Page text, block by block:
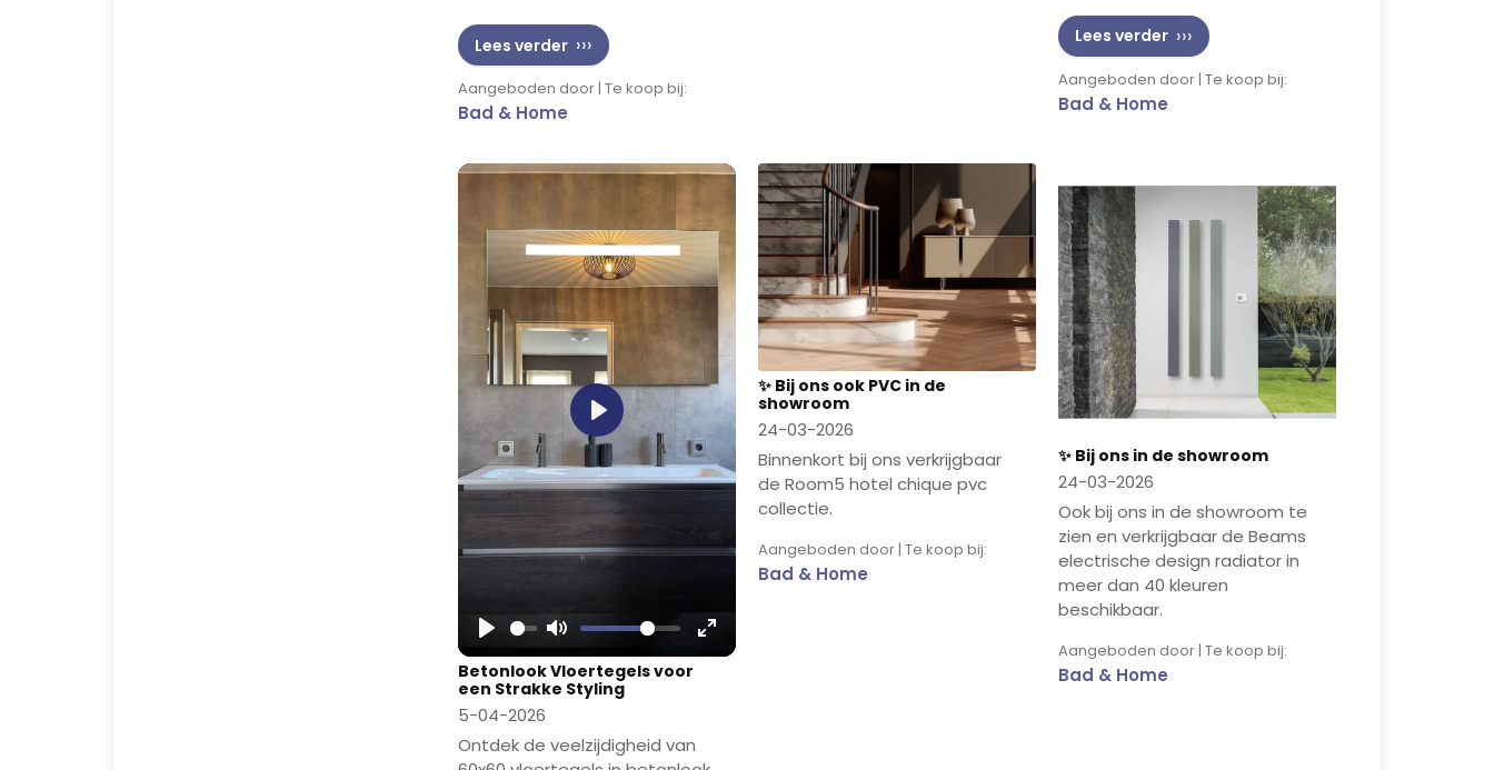
inspireren door de
mogelijkheden!
Lees verder
Aangeboden door | Te koop bij:
Bad & Home
spiegel van 80 cm met
ledverlichting en
spiegelverwarming, een
inloopdouche met draingoot en
Step platen van 30x60 cm,
inclusief led spots.
Lees verder
Aangeboden door | Te koop bij:
Bad & Home
Play Mute
Enter
Play
Betonlook Vloertegels voor
een Strakke Styling
5-04-2026
Ontdek de veelzijdigheid van
✨ Bij ons ook PVC in de
showroom
24-03-2026
Binnenkort bij ons verkrijgbaar
de Room5 hotel chique pvc
collectie.
Aangeboden door | Te koop bij:
Bad & Home
✨ Bij ons in de showroom
24-03-2026
Ook bij ons in de showroom te
zien en verkrijgbaar de Beams
electrische design radiator in
meer dan 40 kleuren
beschikbaar.
Aangeboden door | Te koop bij:
Bad & Home